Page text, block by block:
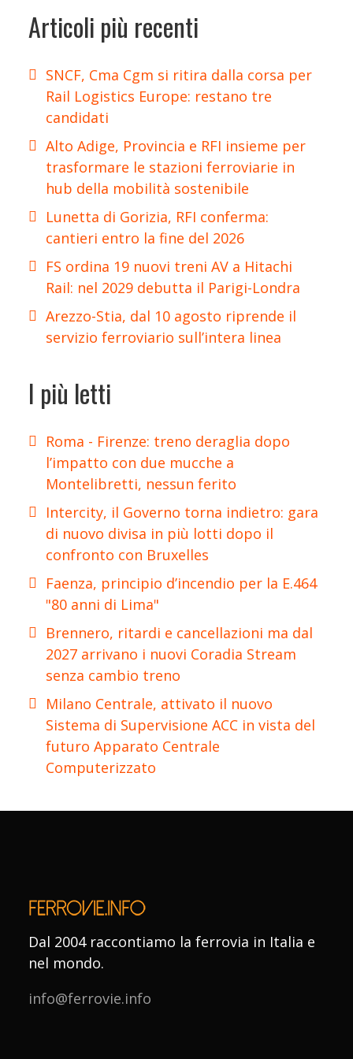
Articoli più recenti
SNCF, Cma Cgm si ritira dalla corsa per
Rail Logistics Europe: restano tre
candidati
Alto Adige, Provincia e RFI insieme per
trasformare le stazioni ferroviarie in
hub della mobilità sostenibile
Lunetta di Gorizia, RFI conferma:
cantieri entro la fine del 2026
FS ordina 19 nuovi treni AV a Hitachi
Rail: nel 2029 debutta il Parigi-Londra
Arezzo-Stia, dal 10 agosto riprende il
servizio ferroviario sull’intera linea
I più letti
Roma - Firenze: treno deraglia dopo
l’impatto con due mucche a
Montelibretti, nessun ferito
Intercity, il Governo torna indietro: gara
di nuovo divisa in più lotti dopo il
confronto con Bruxelles
Faenza, principio d’incendio per la E.464
"80 anni di Lima"
Brennero, ritardi e cancellazioni ma dal
2027 arrivano i nuovi Coradia Stream
senza cambio treno
Milano Centrale, attivato il nuovo
Sistema di Supervisione ACC in vista del
futuro Apparato Centrale
Computerizzato
Dal 2004 raccontiamo la ferrovia in Italia e
nel mondo.
info@ferrovie.info